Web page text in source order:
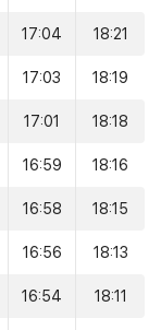
17:04 18:21
17:03 18:19
17:01 18:18
16:59 18:16
16:58 18:15
16:56 18:13
16:54 18:11